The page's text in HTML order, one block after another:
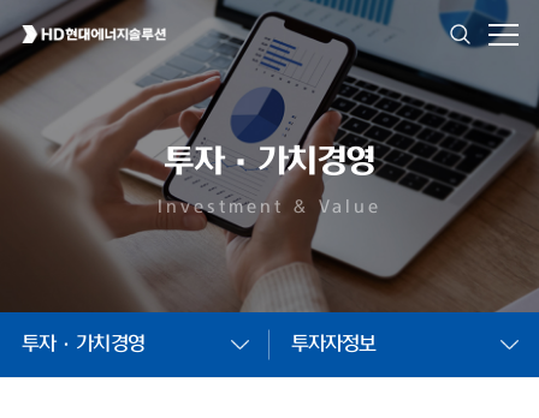
투자·가치경영
Investment & Value
투자·가치경영 투자자정보